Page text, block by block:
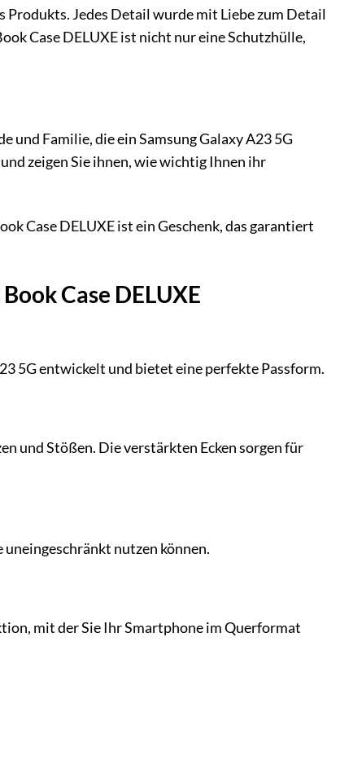
Produkts. Jedes Detail wurde mit Liebe zum Detail
Case DELUXE ist nicht nur eine Schutzhülle,
und Familie, die ein Samsung Galaxy A23 5G
zeigen Sie ihnen, wie wichtig Ihnen ihr
Case DELUXE ist ein Geschenk, das garantiert
Case DELUXE
5G entwickelt und bietet eine perfekte Passform.
und Stößen. Die verstärkten Ecken sorgen für
uneingeschränkt nutzen können.
mit der Sie Ihr Smartphone im Querformat